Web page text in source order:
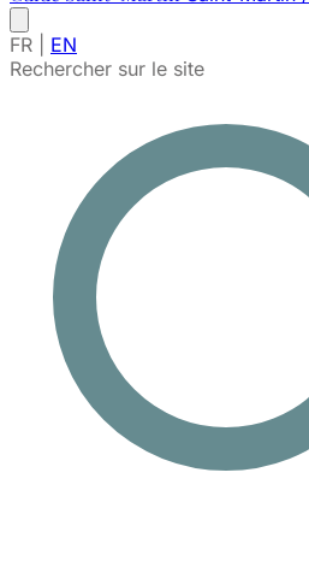
FR
EN
Rechercher sur le site